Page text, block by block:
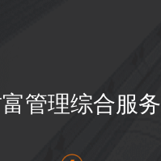
管理综合服务